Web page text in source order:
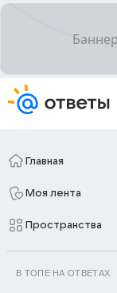
Главная
Моя лента
Пространства
В ТОПЕ НА ОТВЕТАХ